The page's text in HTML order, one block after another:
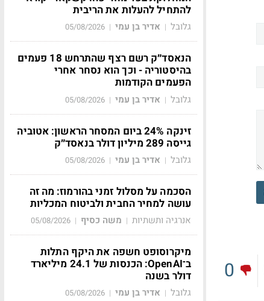
0
להתחיל להעלות את הריבית
גלובל | אדיר בן עמי |
05/08/2026
הנאסד״ק רשם רצף שהתרחש 18 פעמים
בהיסטוריה - וכך הוא נסחר אחרי
הפעמים הקודמות
גלובל | אדיר בן עמי |
05/08/2026
זינקה 24% ביום המסחר הראשון: אטוביה
גייסה 289 מיליון דולר בנאסד״ק
גלובל | אדיר בן עמי |
05/08/2026
הסכמה על מסלול זמני בהורמוז: מה זה
עושה למחיר החבית ולביטוח המכליות
אנרגיה ותשתיות | משה כסיף |
05/08/2026
מיקרוסופט חשפה את היקף התלות
ב־OpenAI: הכנסות של 24.1 מיליארד
דולר בשנה
גלובל | אדיר בן עמי |
05/08/2026